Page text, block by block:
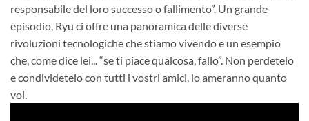
responsabile del loro successo o fallimento”. Un grande
episodio, Ryu ci offre una panoramica delle diverse
rivoluzioni tecnologiche che stiamo vivendo e un esempio
che, come dice lei... “se ti piace qualcosa, fallo”. Non perdetelo
e condividetelo con tutti i vostri amici, lo ameranno quanto
voi.